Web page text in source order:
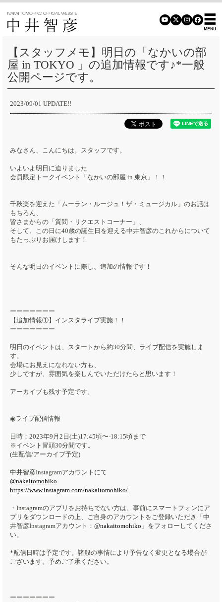
【スタッフメモ】明日の「なかいの部
屋 in TOKYO 」の追加情報です♪*一般
公開ページです。
2023/09/01 UPDATE!!
みなさん、こんにちは。スタッフです。
いよいよ明日に迫りました
会員限定トークイベント「なかいの部屋 in 東京」！！
千秋楽を迎えた「ムーラン・ルージュ！ザ・ミュージカル」のお話は
もちろん、
皆さまからの「質問・リクエストコーナー」、
そして、この日に40歳の誕生日を迎える中井智彦のこれからについて
もたっぷりお届けします！
そんな明日のイベントに際し、追加の情報です！
ーーーーーーー
【追加情報①】インスタライブ実施！！
ーーーーーーー
明日のイベントは、スタートから約30分間、ライブ配信を実施しま
す。
会場にお見えになれない方も、
少しですが、雰囲気を楽しんでいただけたらと思います！
アーカイブも残す予定です。
◉ライブ配信情報
日時：2023年9月2日(土)17:45頃〜-18:15頃まで
※イベント冒頭30分間です。
(生配信/アーカイブ予定)
中井智彦Instagramアカウントにて
@nakaitomohiko
https://www.instagram.com/nakaitomohiko/
・Instagramのアプリをお持ちでない方は、事前にスマートフォンにア
プリをダウンロードの上、ご自身のアカウントをご登録いただき「中
井智彦Instagramアカウント： @nakaitomohiko 」をフォローしてくださ
い。
*配信日時は予定です。諸般の事情により予告なく変更となる場合が
ございます。予めご了承ください。
ーーーーーーー